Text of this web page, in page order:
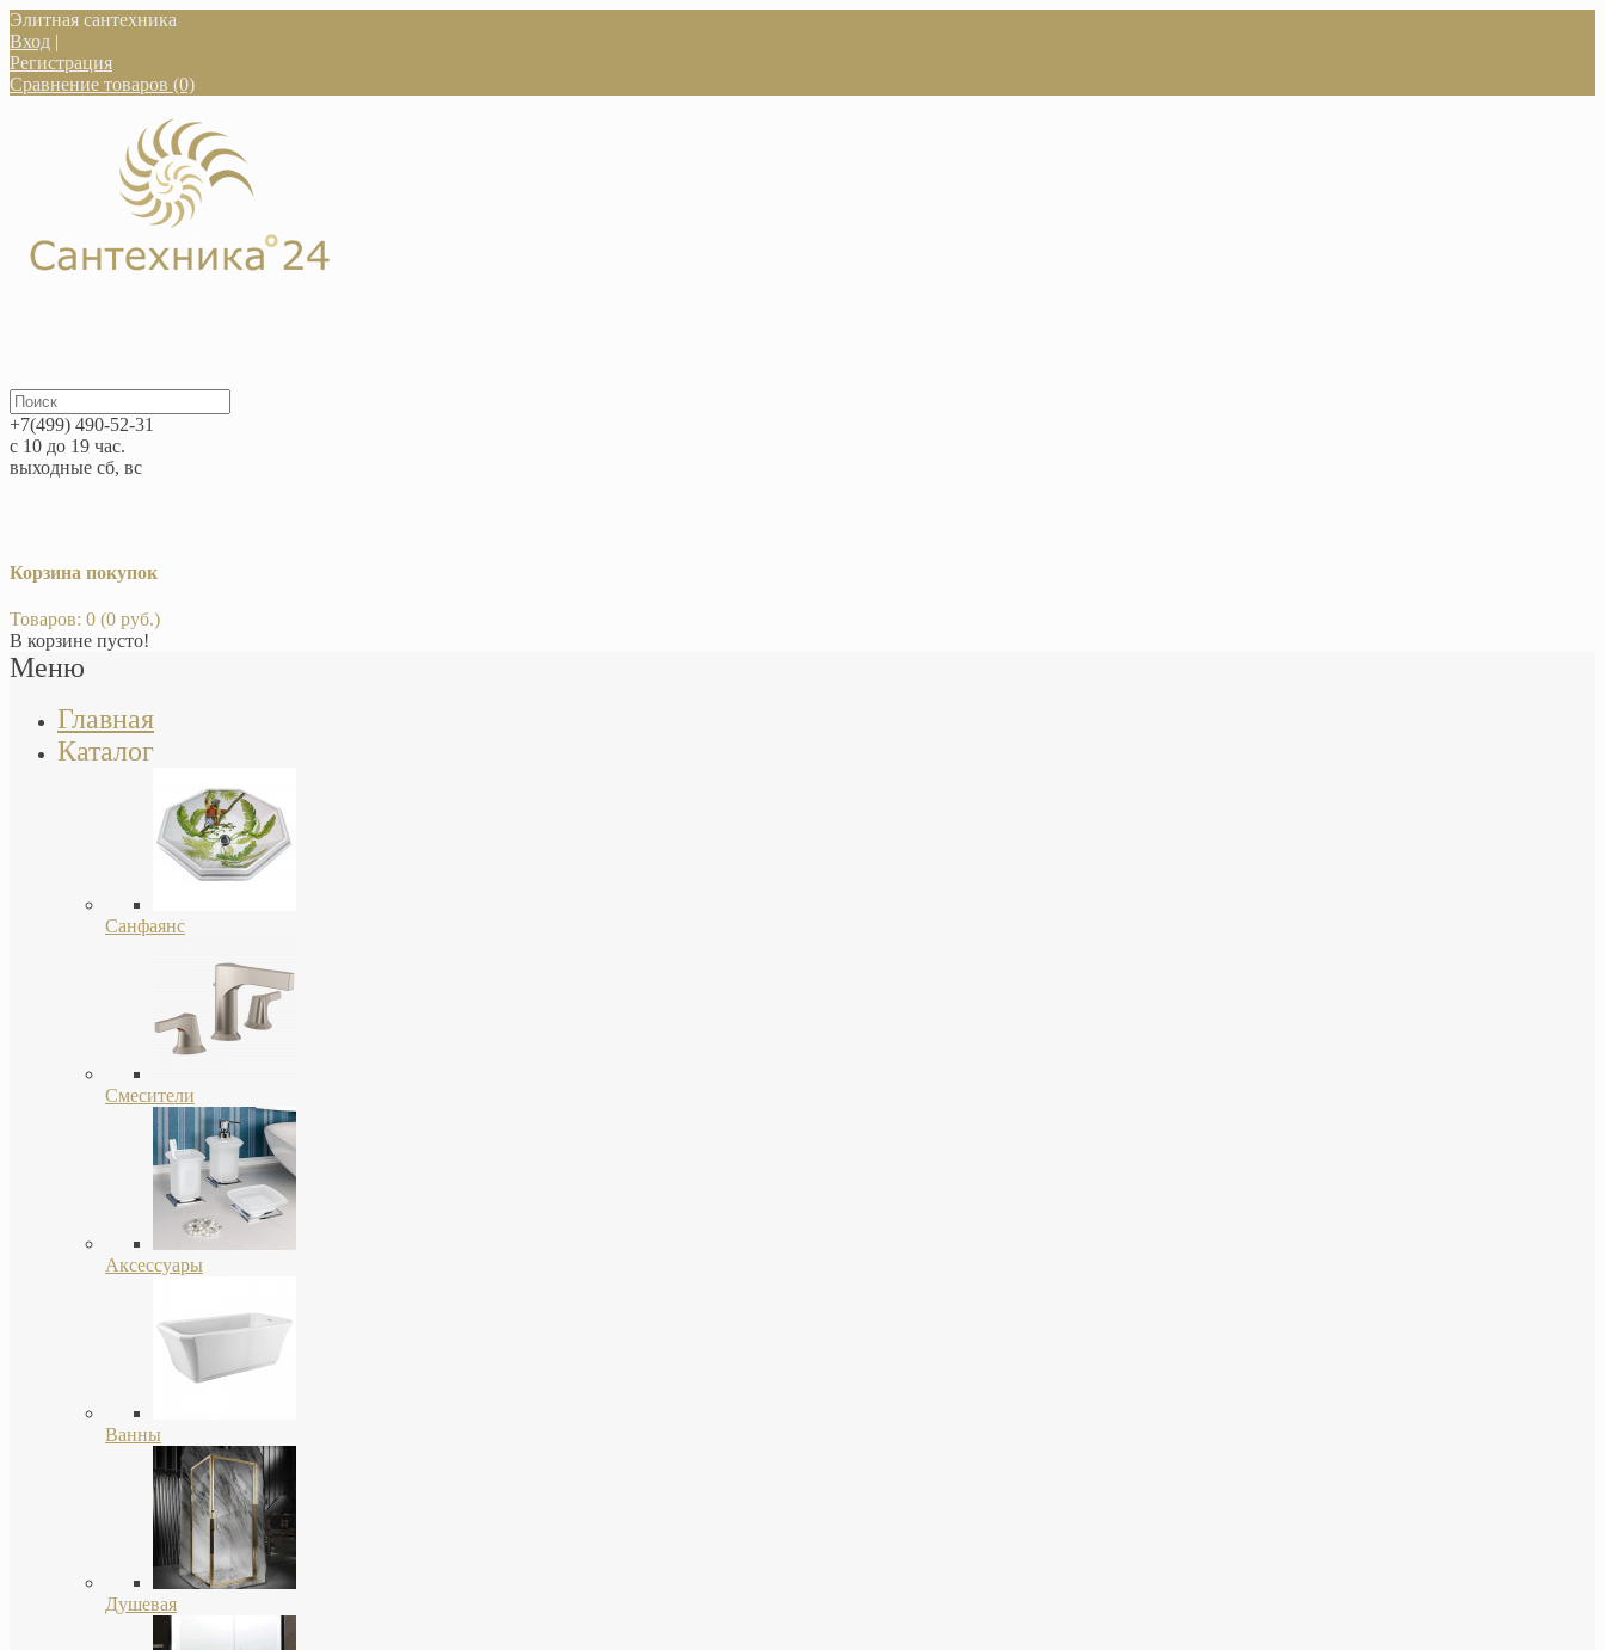
Элитная сантехника
Вход |
Регистрация
Сравнение товаров (0)
+7(499) 490-52-31
с 10 до 19 час.
выходные сб, вс
Корзина покупок
Товаров: 0 (0 руб.)
В корзине пусто!
Меню
Главная
Каталог
Санфаянс
Смесители
Аксессуары
Ванны
Душевая